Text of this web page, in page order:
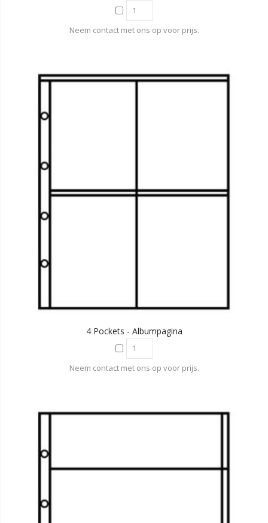
Neem contact met ons op voor prijs.
4 Pockets - Albumpagina
Neem contact met ons op voor prijs.